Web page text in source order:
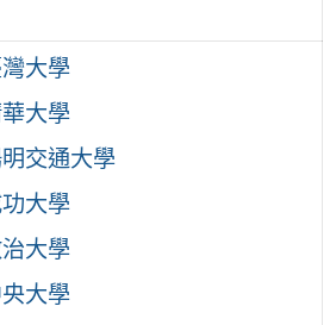
大學
大學
交通大學
大學
大學
大學